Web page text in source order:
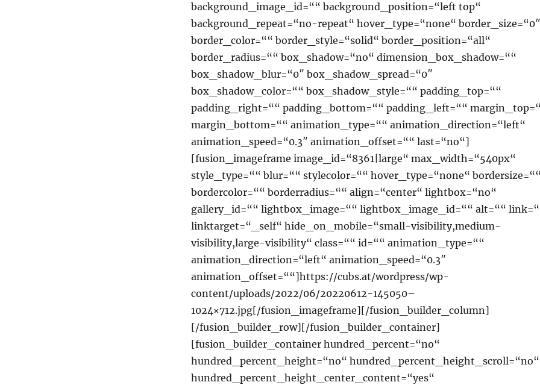
background_image_id=““ background_position=“left top“
background_repeat=“no-repeat“ hover_type=“none“ border_size=“0″
border_color=““ border_style=“solid“ border_position=“all“
border_radius=““ box_shadow=“no“ dimension_box_shadow=““
box_shadow_blur=“0″ box_shadow_spread=“0″
box_shadow_color=““ box_shadow_style=““ padding_top=““
padding_right=““ padding_bottom=““ padding_left=““
margin_bottom=““ animation_type=““ animation_direction=“left“
animation_speed=“0.3″ animation_offset=““ last=“no“]
[fusion_imageframe image_id=“8361|large“ max_width=“540px“
style_type=““ blur=““ stylecolor=““ hover_type=“none“
bordercolor=““ borderradius=““ align=“center“ lightbox=“no“
gallery_id=““ lightbox_image=““ lightbox_image_id=““ alt=““
linktarget=“_self“ hide_on_mobile=“small-visibility,medium-
visibility,large-visibility“ class=““ id=““ animation_type=““
animation_direction=“left“ animation_speed=“0.3″
animation_offset=““]https://cubs.at/wordpress/wp-
content/uploads/2022/06/20220612-145050–
1024×712.jpg[/fusion_imageframe][/fusion_builder_column]
[/fusion_builder_row][/fusion_builder_container]
[fusion_builder_container hundred_percent=“no“
hundred_percent_height=“no“ hundred_percent_height_scroll=“no“
hundred_percent_height_center_content=“yes“